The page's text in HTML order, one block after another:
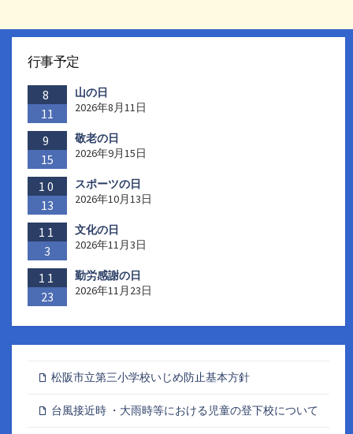
行事予定
8
11
山の日
2026年8月11日
9
15
敬老の日
2026年9月15日
10
13
スポーツの日
2026年10月13日
11
3
文化の日
2026年11月3日
11
23
勤労感謝の日
2026年11月23日
松阪市立第三小学校いじめ防止基本方針
台風接近時 ・大雨時等における児童の登下校について